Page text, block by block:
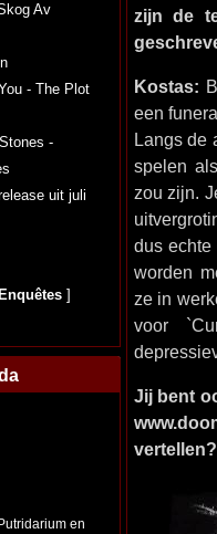
Av
- The Plot
-
uit juli
Enquêtes ]
en
zijn de
Kostas:
een
Langs de
spelen
zou zijn.
dus
worden
ze in
voor
Jij bent
vertellen?